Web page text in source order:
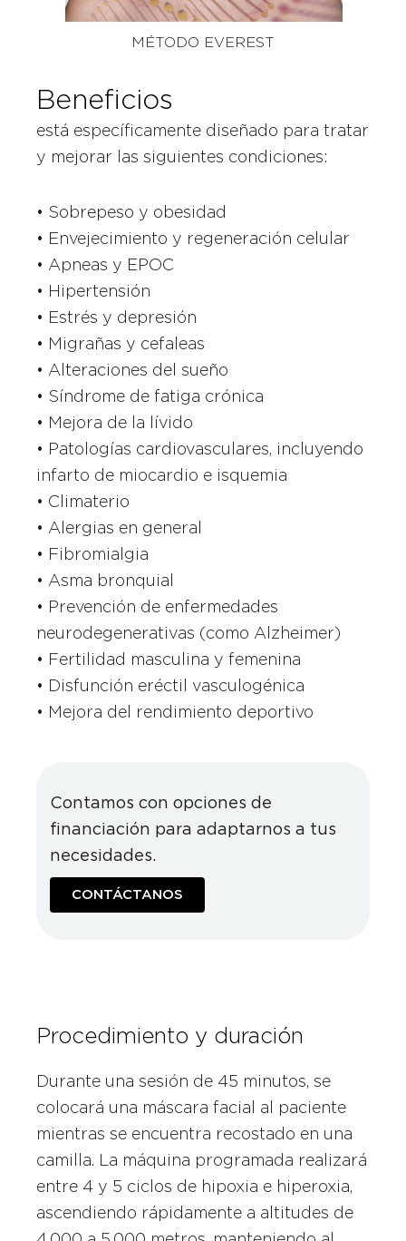
MÉTODO EVEREST
Beneficios
está específicamente diseñado para tratar
y mejorar las siguientes condiciones:
• Sobrepeso y obesidad
• Envejecimiento y regeneración celular
• Apneas y EPOC
• Hipertensión
• Estrés y depresión
• Migrañas y cefaleas
• Alteraciones del sueño
• Síndrome de fatiga crónica
• Mejora de la lívido
• Patologías cardiovasculares, incluyendo
infarto de miocardio e isquemia
• Climaterio
• Alergias en general
• Fibromialgia
• Asma bronquial
• Prevención de enfermedades
neurodegenerativas (como Alzheimer)
• Fertilidad masculina y femenina
• Disfunción eréctil vasculogénica
• Mejora del rendimiento deportivo
Contamos con opciones de
financiación para adaptarnos a tus
necesidades.
CONTÁCTANOS
Procedimiento y duración
Durante una sesión de 45 minutos, se
colocará una máscara facial al paciente
mientras se encuentra recostado en una
camilla. La máquina programada realizará
entre 4 y 5 ciclos de hipoxia e hiperoxia,
ascendiendo rápidamente a altitudes de